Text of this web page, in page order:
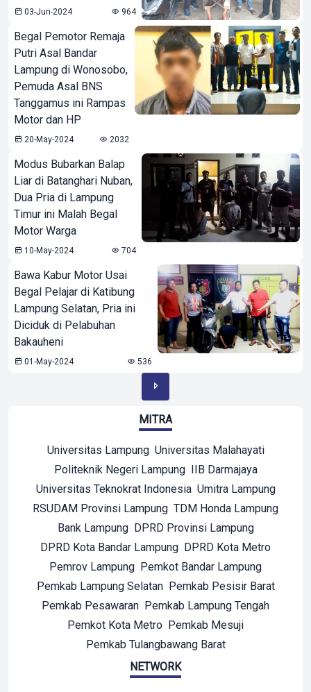
03-Jun-2024 964
Begal Pemotor Remaja
Putri Asal Bandar
Lampung di Wonosobo,
Pemuda Asal BNS
Tanggamus ini Rampas
Motor dan HP
20-May-2024 2032
Modus Bubarkan Balap
Liar di Batanghari Nuban,
Dua Pria di Lampung
Timur ini Malah Begal
Motor Warga
10-May-2024 704
Bawa Kabur Motor Usai
Begal Pelajar di Katibung
Lampung Selatan, Pria ini
Diciduk di Pelabuhan
Bakauheni
01-May-2024 536
MITRA
Universitas Lampung Universitas Malahayati
Politeknik Negeri Lampung IIB Darmajaya
Universitas Teknokrat Indonesia Umitra Lampung
RSUDAM Provinsi Lampung TDM Honda Lampung
Bank Lampung DPRD Provinsi Lampung
DPRD Kota Bandar Lampung DPRD Kota Metro
Pemrov Lampung Pemkot Bandar Lampung
Pemkab Lampung Selatan Pemkab Pesisir Barat
Pemkab Pesawaran Pemkab Lampung Tengah
Pemkot Kota Metro Pemkab Mesuji
Pemkab Tulangbawang Barat
NETWORK